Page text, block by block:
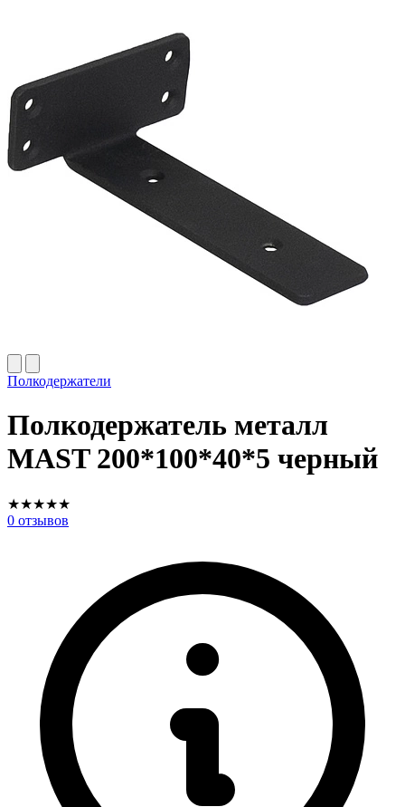
Полкодержатели
Полкодержатель металл
MAST 200*100*40*5 черный
★★★★★
0 отзывов